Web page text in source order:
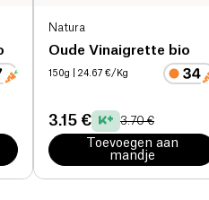
Natura
Oude Vinaigrette bio
150g | 24.67 €/Kg
3.15 € 3.70 €
Toevoegen aan
mandje